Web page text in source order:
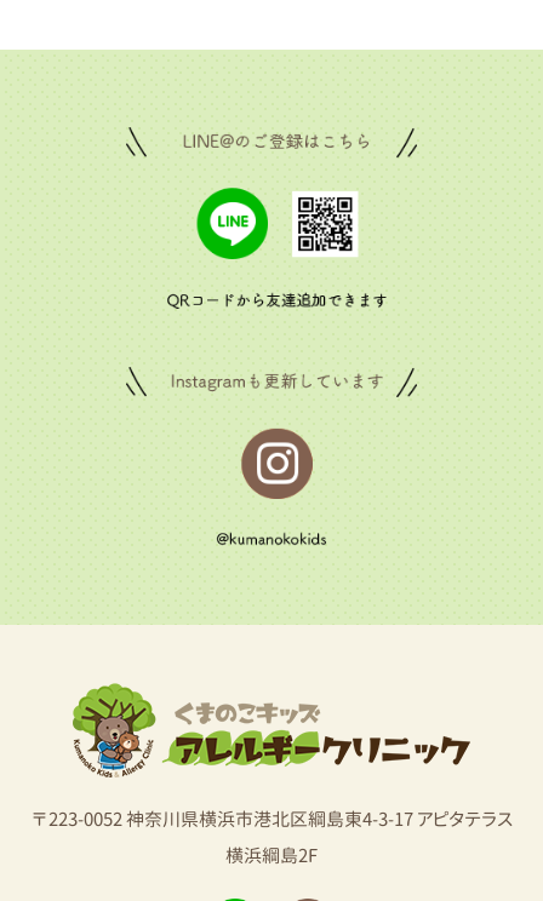
〒223-0052 神奈川県横浜市港北区綱島東4-3-17 アピタテラス
横浜綱島2F